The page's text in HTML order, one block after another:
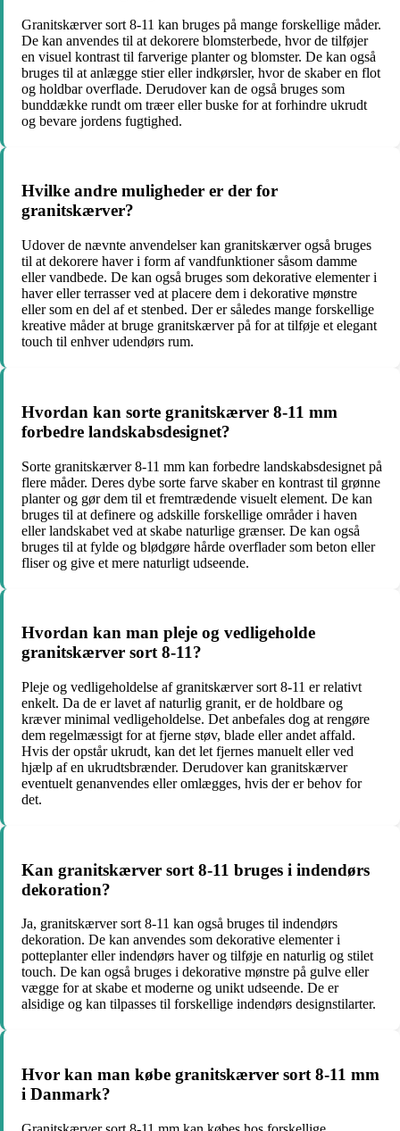
Granitskærver sort 8-11 kan bruges på mange forskellige måder.
De kan anvendes til at dekorere blomsterbede, hvor de tilføjer
en visuel kontrast til farverige planter og blomster. De kan også
bruges til at anlægge stier eller indkørsler, hvor de skaber en flot
og holdbar overflade. Derudover kan de også bruges som
bunddække rundt om træer eller buske for at forhindre ukrudt
og bevare jordens fugtighed.
Hvilke andre muligheder er der for
granitskærver?
Udover de nævnte anvendelser kan granitskærver også bruges
til at dekorere haver i form af vandfunktioner såsom damme
eller vandbede. De kan også bruges som dekorative elementer i
haver eller terrasser ved at placere dem i dekorative mønstre
eller som en del af et stenbed. Der er således mange forskellige
kreative måder at bruge granitskærver på for at tilføje et elegant
touch til enhver udendørs rum.
Hvordan kan sorte granitskærver 8-11 mm
forbedre landskabsdesignet?
Sorte granitskærver 8-11 mm kan forbedre landskabsdesignet på
flere måder. Deres dybe sorte farve skaber en kontrast til grønne
planter og gør dem til et fremtrædende visuelt element. De kan
bruges til at definere og adskille forskellige områder i haven
eller landskabet ved at skabe naturlige grænser. De kan også
bruges til at fylde og blødgøre hårde overflader som beton eller
fliser og give et mere naturligt udseende.
Hvordan kan man pleje og vedligeholde
granitskærver sort 8-11?
Pleje og vedligeholdelse af granitskærver sort 8-11 er relativt
enkelt. Da de er lavet af naturlig granit, er de holdbare og
kræver minimal vedligeholdelse. Det anbefales dog at rengøre
dem regelmæssigt for at fjerne støv, blade eller andet affald.
Hvis der opstår ukrudt, kan det let fjernes manuelt eller ved
hjælp af en ukrudtsbrænder. Derudover kan granitskærver
eventuelt genanvendes eller omlægges, hvis der er behov for
det.
Kan granitskærver sort 8-11 bruges i indendørs
dekoration?
Ja, granitskærver sort 8-11 kan også bruges til indendørs
dekoration. De kan anvendes som dekorative elementer i
potteplanter eller indendørs haver og tilføje en naturlig og stilet
touch. De kan også bruges i dekorative mønstre på gulve eller
vægge for at skabe et moderne og unikt udseende. De er
alsidige og kan tilpasses til forskellige indendørs designstilarter.
Hvor kan man købe granitskærver sort 8-11 mm
i Danmark?